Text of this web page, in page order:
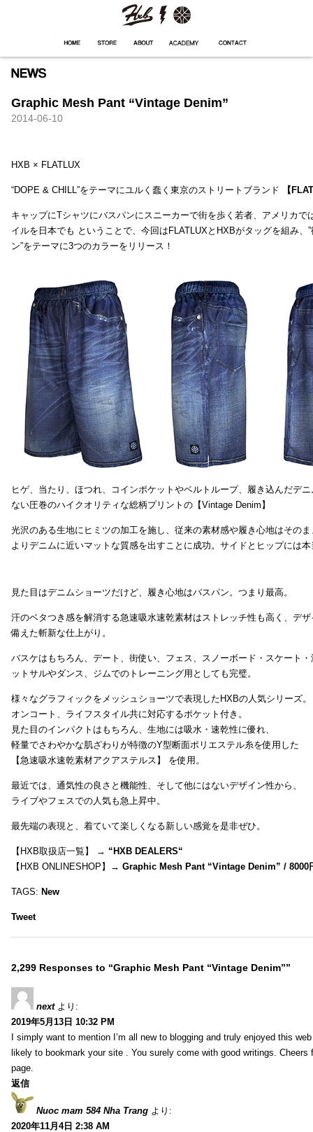
Graphic Mesh Pant “Vintage Denim”
2014-06-10
HXB × FLATLUX
“DOPE & CHILL”をテーマにユルく蠢く東京のストリートブランド 【
キャップにTシャツにバスパンにスニーカーで街を歩く若者、アメリカで
イルを日本でも ということで、今回はFLATLUXとHXBがタッグを組み、
ン”をテーマに3つのカラーをリリース！
ヒゲ、当たり、ほつれ、コインポケットやベルトループ、履き込んだデ
ない圧巻のハイクオリティな総柄プリントの【Vintage Denim】
光沢のある生地にヒミツの加工を施し、従来の素材感や履き心地はそのま
よりデニムに近いマットな質感を出すことに成功。サイドとヒップには
見た目はデニムショーツだけど、履き心地はバスパン。つまり最高。
汗のベタつき感を解消する急速吸水速乾素材はストレッチ性も高く、デ
備えた斬新な仕上がり。
バスケはもちろん、デート、街使い、フェス、スノーボード・スケート
ットサルやダンス、ジムでのトレーニング用としても完璧。
様々なグラフィックをメッシュショーツで表現したHXBの人気シリーズ。
オンコート、ライフスタイル共に対応するポケット付き。
見た目のインパクトはもちろん、生地には吸水・速乾性に優れ、
軽量でさわやかな肌ざわりが特徴のY型断面ポリエステル糸を使用した
【急速吸水速乾素材アクアステルス】 を使用。
最近では、通気性の良さと機能性、そして他にはないデザイン性から、
ライブやフェスでの人気も急上昇中。
最先端の表現と、着ていて楽しくなる新しい感覚を是非ぜひ。
【HXB取扱店一覧】 → “HXB DEALERS“
【HXB ONLINESHOP】→ Graphic Mesh Pant “Vintage Denim” / 8000
TAGS: New
Tweet
2,299 Responses to “Graphic Mesh Pant “Vintage Denim””
next より:
2019年5月13日 10:32 PM
I simply want to mention I’m all new to blogging and truly enjoyed this
likely to bookmark your site . You surely come with good writings. Cheers
page.
返信
Nuoc mam 584 Nha Trang より:
2020年11月4日 2:38 AM